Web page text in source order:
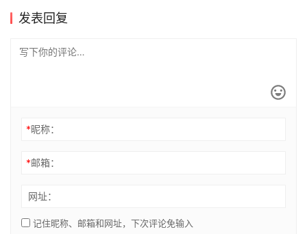
发表回复
*昵称：
*邮箱：
网址：
记住昵称、邮箱和网址，下次评论免输入